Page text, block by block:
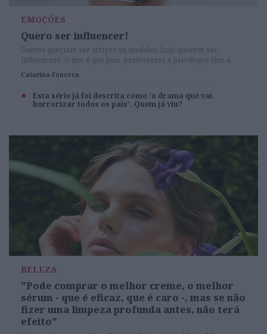
EMOÇÕES
Quero ser influencer!
Dantes queriam ser atrizes ou modelos, hoje querem ser
influencers. O que é que pais, professores e psicólogos têm a
dizer?
Catarina Fonseca
Esta série já foi descrita como ‘o drama que vai
horrorizar todos os pais’. Quem já viu?
BELEZA
"Pode comprar o melhor creme, o melhor
sérum - que é eficaz, que é caro -, mas se não
fizer uma limpeza profunda antes, não terá
efeito"